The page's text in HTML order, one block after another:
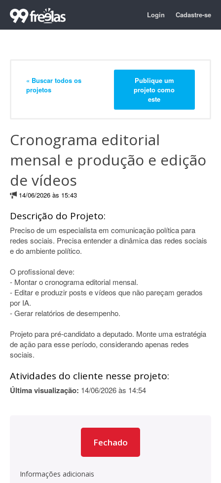
Login Cadastre-se
« Buscar todos os
projetos
Publique um
projeto como
este
Cronograma editorial
mensal e produção e edição
de vídeos
14/06/2026 às 15:43
Descrição do Projeto:
Preciso de um especialista em comunicação política para
redes sociais. Precisa entender a dinâmica das redes sociais
e do ambiente político.
O profissional deve:
- Montar o cronograma editorial mensal.
- Editar e produzir posts e vídeos que não pareçam gerados
por IA.
- Gerar relatórios de desempenho.
Projeto para pré-candidato a deputado. Monte uma estratégia
de ação para esse período, considerando apenas redes
sociais.
Atividades do cliente nesse projeto:
Última visualização: 14/06/2026 às 14:54
Fechado
Informações adicionais